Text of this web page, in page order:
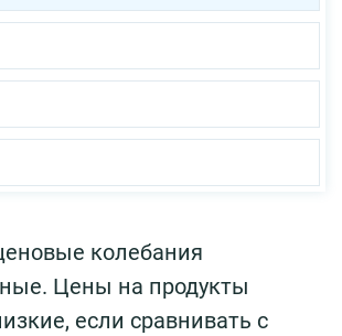
колебания
Цены на продукты
если сравнивать с